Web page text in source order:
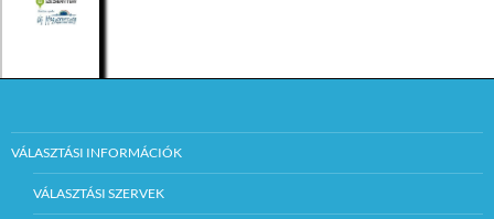
VÁLASZTÁSI INFORMÁCIÓK
VÁLASZTÁSI SZERVEK